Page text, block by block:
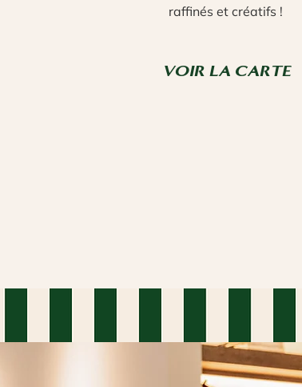
raffinés et créatifs !
VOIR LA CARTE